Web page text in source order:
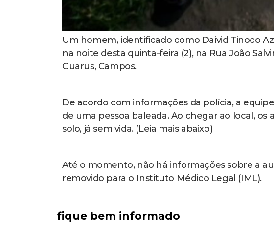
Um homem, identificado como Daivid Tinoco
na noite desta quinta-feira (2), na Rua João
Guarus, Campos.
De acordo com informações da polícia, a
de uma pessoa baleada. Ao chegar ao local,
solo, já sem vida. (Leia mais abaixo)
Até o momento, não há informações sobre a
removido para o Instituto Médico Legal (IML).
fique bem informado